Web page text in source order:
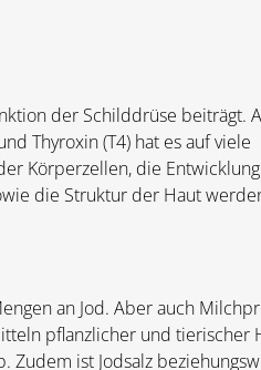
der Schilddrüse beiträgt.
Thyroxin (T4) hat es auf viele
Körperzellen, die
die Struktur der Haut
an Jod. Aber auch
pflanzlicher und tierischer
Zudem ist Jodsalz